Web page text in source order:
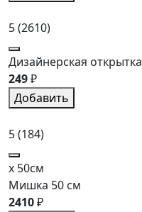
5(2610)
Дизайнерская открытка
249₽
Добавить
5(184)
x 50см
Мишка 50 см
2410₽